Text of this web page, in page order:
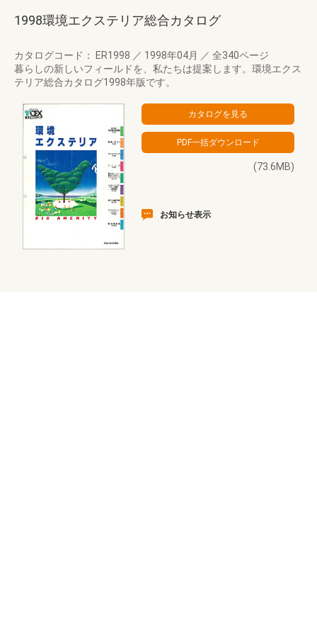
1998環境エクステリア総合カタログ
カタログコード： ER1998 ／ 1998年04月 ／ 全340ページ
暮らしの新しいフィールドを、私たちは提案します。環境エクス
テリア総合カタログ1998年版です。
(73.6MB)
お知らせ表示